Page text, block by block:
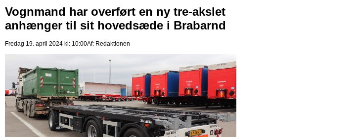
Vognmand har overført en ny tre-akslet
anhænger til sit hovedsæde i Brabarnd
Fredag 19. april 2024 kl: 10:00Af: Redaktionen